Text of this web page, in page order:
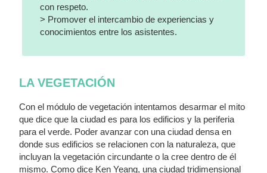
con respeto.
> Promover el intercambio de experiencias y
conocimientos entre los asistentes.
LA VEGETACIÓN
Con el módulo de vegetación intentamos desarmar el mito
que dice que la ciudad es para los edificios y la periferia
para el verde. Poder avanzar con una ciudad densa en
donde sus edificios se relacionen con la naturaleza, que
incluyan la vegetación circundante o la cree dentro de él
mismo. Como dice Ken Yeang, una ciudad tridimensional